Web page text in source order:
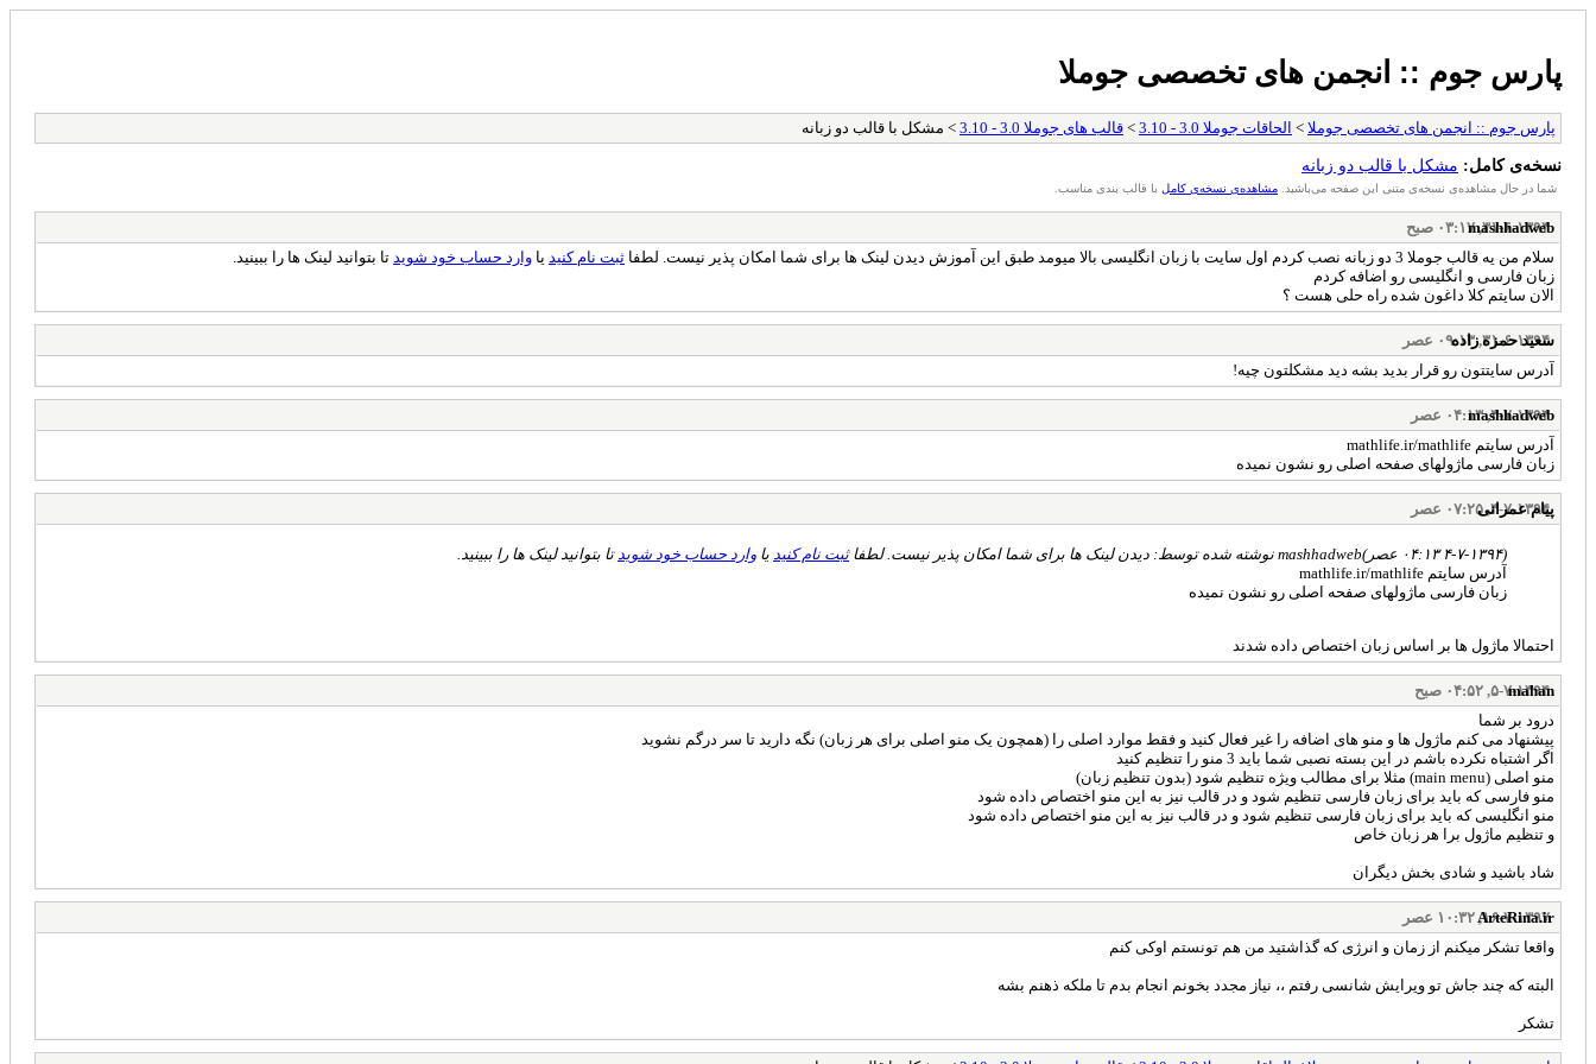
پارس جوم :: انجمن های تخصصی جوملا
پارس جوم :: انجمن های تخصصی جوملا > الحاقات جوملا 3.0 - 3.10 > قالب های جوملا 3.0 - 3.10 > مشکل با قالب دو زبانه
نسخه‌ی کامل: مشکل با قالب دو زبانه
شما در حال مشاهده‌ی نسخه‌ی متنی این صفحه می‌باشید. مشاهده‌ی نسخه‌ی کامل با قالب بندی مناسب.
mashhadweb
۳۱-۶-۱۳۹۴, ۰۳:۱۷ صبح
سلام من یه قالب جوملا 3 دو زبانه نصب کردم اول سایت با زبان انگلیسی بالا میومد طبق این آموزش دیدن لینک ها برای شما امکان پذیر نیست. لطفا
ثبت نام کنید یا وارد حساب خود شوید تا بتوانید لینک ها را ببینید.
زبان فارسی و انگلیسی رو اضافه کردم
الان سایتم کلا داغون شده راه حلی هست ؟
سعید حمزه زاده
۳۱-۶-۱۳۹۴, ۰۹:۱۳ عصر
آدرس سایتتون رو قرار بدید بشه دید مشکلتون چیه!
mashhadweb
۴-۷-۱۳۹۴, ۰۴:۱۳ عصر
آدرس سایتم mathlife.ir/mathlife
زبان فارسی ماژولهای صفحه اصلی رو نشون نمیده
پیام عمرانی
۴-۷-۱۳۹۴, ۰۷:۲۵ عصر
(۴-۷-۱۳۹۴ ۰۴:۱۳ عصر) mashhadweb نوشته شده توسط: دیدن لینک ها برای شما امکان پذیر نیست. لطفا ثبت نام کنید یا وارد حساب خود شوید تا بتوانید لینک ها را ببینید.
آدرس سایتم mathlife.ir/mathlife
زبان فارسی ماژولهای صفحه اصلی رو نشون نمیده
احتمالا ماژول ها بر اساس زبان اختصاص داده شدند
mahan
۵-۷-۱۳۹۴, ۰۴:۵۲ صبح
درود بر شما
پیشنهاد می کنم ماژول ها و منو های اضافه را غیر فعال کنید و فقط موارد اصلی را (همچون یک منو اصلی برای هر زبان) نگه دارید تا سر درگم نشوید
اگر اشتباه نکرده باشم در این بسته نصبی شما باید 3 منو را تنظیم کنید
منو اصلی (main menu) مثلا برای مطالب ویژه تنظیم شود (بدون تنظیم زبان)
منو فارسی که باید برای زبان فارسی تنظیم شود و در قالب نیز به این منو اختصاص داده شود
منو انگلیسی که باید برای زبان فارسی تنظیم شود و در قالب نیز به این منو اختصاص داده شود
و تنظیم ماژول برا هر زبان خاص
شاد باشید و شادی بخش دیگران
ArteRina.ir
۱۶-۷-۱۳۹۷, ۱۰:۳۲ عصر
واقعا تشکر میکنم از زمان و انرژی که گذاشتید من هم تونستم اوکی کنم
البته که چند جاش تو ویرایش شانسی رفتم ،، نیاز مجدد بخونم انجام بدم تا ملکه ذهنم بشه
تشکر